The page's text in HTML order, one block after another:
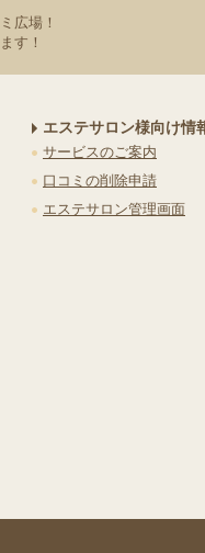
広場！
す！
エステサロン様向け情
サービスのご案内
口コミの削除申請
エステサロン管理画面